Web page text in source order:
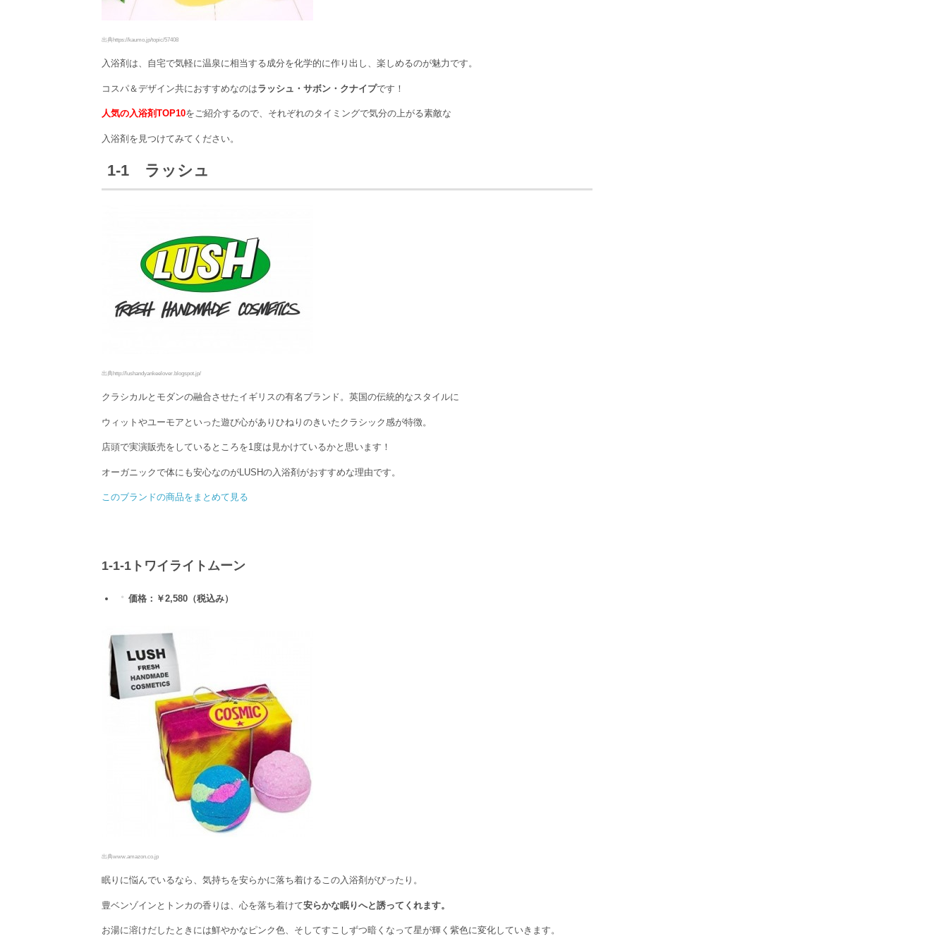
出典https://kaumo.jp/topic/57408
入浴剤は、自宅で気軽に温泉に相当する成分を化学的に作り出し、楽しめるのが魅力です。
コスパ＆デザイン共におすすめなのはラッシュ・サボン・クナイプです！
人気の入浴剤TOP10をご紹介するので、それぞれのタイミングで気分の上がる素敵な
入浴剤を見つけてみてください。
1-1 ラッシュ
出典http://lushandyankeelover.blogspot.jp/
クラシカルとモダンの融合させたイギリスの有名ブランド。英国の伝統的なスタイルに
ウィットやユーモアといった遊び心がありひねりのきいたクラシック感が特徴。
店頭で実演販売をしているところを1度は見かけているかと思います！
オーガニックで体にも安心なのがLUSHの入浴剤がおすすめな理由です。
このブランドの商品をまとめて見る
1-1-1 トワイライトムーン
価格：￥2,580（税込み）
出典www.amazon.co.jp
眠りに悩んでいるなら、気持ちを安らかに落ち着けるこの入浴剤がぴったり。
豊ベンゾインとトンカの香りは、心を落ち着けて安らかな眠りへと誘ってくれます。
お湯に溶けだしたときには鮮やかなピンク色、そしてすこしずつ暗くなって星が輝く紫色に変化していきます。